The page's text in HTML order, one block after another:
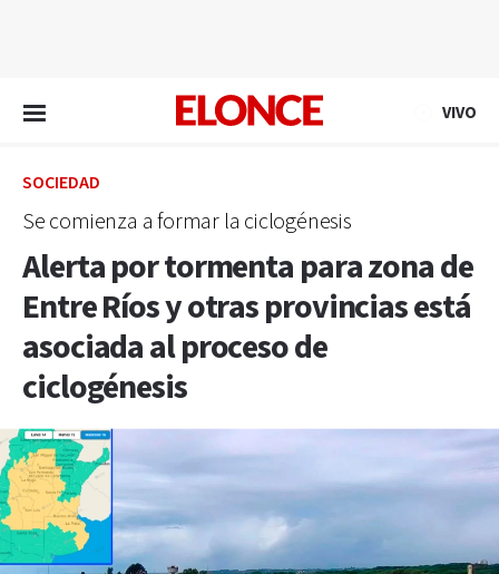
VIVO
SOCIEDAD
Se comienza a formar la ciclogénesis
Alerta por tormenta para zona de
Entre Ríos y otras provincias está
asociada al proceso de
ciclogénesis